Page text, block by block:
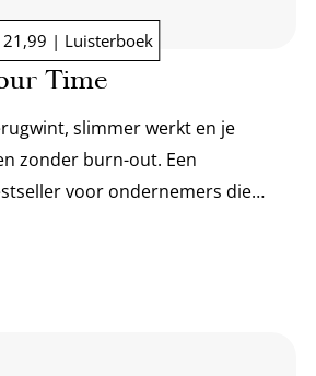
21,99 | Luisterboek
Time
slimmer werkt en je
zonder burn-out. Een
voor ondernemers die